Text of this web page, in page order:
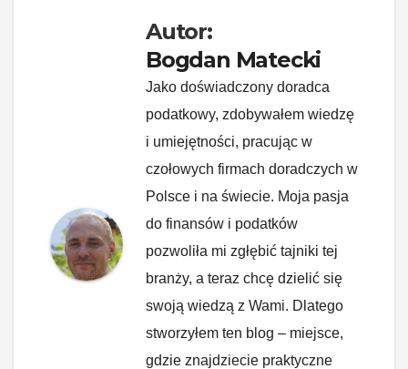
Autor:
Bogdan Matecki
Jako doświadczony doradca
podatkowy, zdobywałem wiedzę
i umiejętności, pracując w
czołowych firmach doradczych w
Polsce i na świecie. Moja pasja
do finansów i podatków
pozwoliła mi zgłębić tajniki tej
branży, a teraz chcę dzielić się
swoją wiedzą z Wami. Dlatego
stworzyłem ten blog – miejsce,
gdzie znajdziecie praktyczne